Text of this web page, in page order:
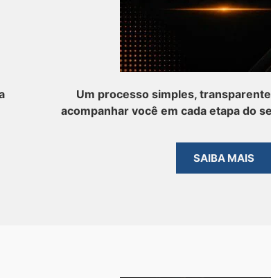
Um processo simples,
acompanhar você em cada etapa do
SAIBA MAIS